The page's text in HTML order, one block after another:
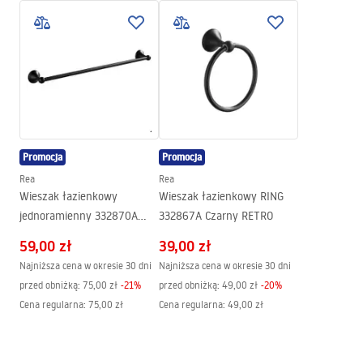
Przykręcany
Szerokość (mm):
215mm
55mm
mm
Seria:
Retro
Gwarancja
24 miesiące
Promocja
Rea
Wieszak łazienkowy
jednoramienny 332870A
59,00 zł
Najniższa cena w okresie 30 dni
przed obniżką: 75,00 zł -21%
Cena regularna: 75,00 zł
Promocja
Rea
Wieszak łazienkowy RING
332867A Czarny RETRO
39,00 zł
Najniższa cena w okresie 30 dni
przed obniżką: 49,00 zł -20%
Cena regularna: 49,00 zł